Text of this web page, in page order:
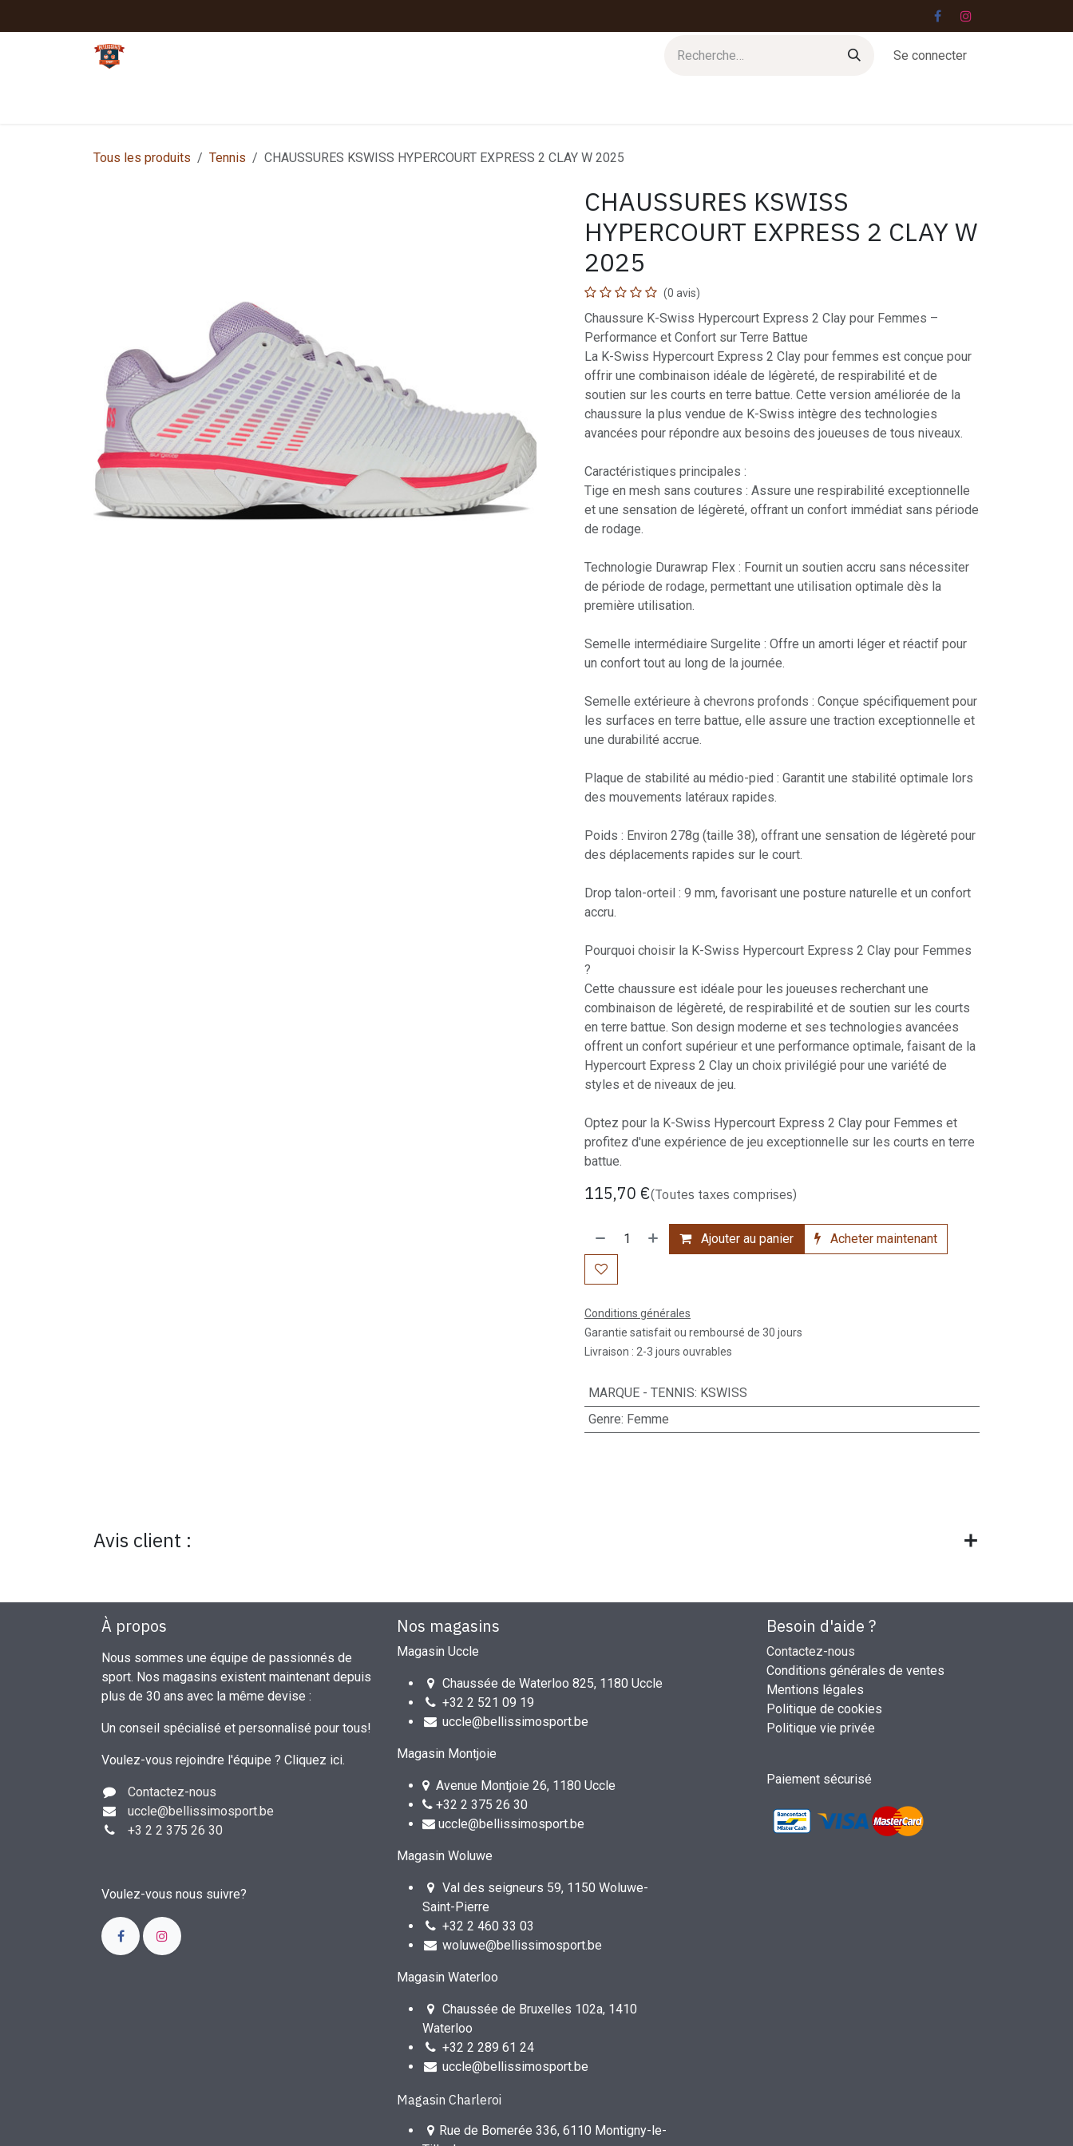
Se connecter
Tous les produits Tennis CHAUSSURES KSWISS HYPERCOURT EXPRESS 2 CLAY W 2025
CHAUSSURES KSWISS
HYPERCOURT EXPRESS 2 CLAY W
2025
(0 avis)
Chaussure K-Swiss Hypercourt Express 2 Clay pour Femmes –
Performance et Confort sur Terre Battue
La K-Swiss Hypercourt Express 2 Clay pour femmes est conçue pour
offrir une combinaison idéale de légèreté, de respirabilité et de
soutien sur les courts en terre battue. Cette version améliorée de la
chaussure la plus vendue de K-Swiss intègre des technologies
avancées pour répondre aux besoins des joueuses de tous niveaux.​
Caractéristiques principales :
Tige en mesh sans coutures : Assure une respirabilité exceptionnelle
et une sensation de légèreté, offrant un confort immédiat sans période
de rodage.​
Technologie Durawrap Flex : Fournit un soutien accru sans nécessiter
de période de rodage, permettant une utilisation optimale dès la
première utilisation.​
Semelle intermédiaire Surgelite : Offre un amorti léger et réactif pour
un confort tout au long de la journée.​
Semelle extérieure à chevrons profonds : Conçue spécifiquement pour
les surfaces en terre battue, elle assure une traction exceptionnelle et
une durabilité accrue.​
Plaque de stabilité au médio-pied : Garantit une stabilité optimale lors
des mouvements latéraux rapides.​
Poids : Environ 278g (taille 38), offrant une sensation de légèreté pour
des déplacements rapides sur le court.​
Drop talon-orteil : 9 mm, favorisant une posture naturelle et un confort
accru.​
Pourquoi choisir la K-Swiss Hypercourt Express 2 Clay pour Femmes
?
Cette chaussure est idéale pour les joueuses recherchant une
combinaison de légèreté, de respirabilité et de soutien sur les courts
en terre battue. Son design moderne et ses technologies avancées
offrent un confort supérieur et une performance optimale, faisant de la
Hypercourt Express 2 Clay un choix privilégié pour une variété de
styles et de niveaux de jeu.​
Optez pour la K-Swiss Hypercourt Express 2 Clay pour Femmes et
profitez d'une expérience de jeu exceptionnelle sur les courts en terre
battue.
115,70 €(Toutes taxes comprises)
Ajouter au panier Acheter maintenant
Conditions générales
Garantie satisfait ou remboursé de 30 jours
Livraison : 2-3 jours ouvrables
MARQUE - TENNIS: KSWISS
Genre: Femme
Avis client :
Besoin d'aide ?
Contactez-nous
Conditions générales de ventes
Mentions légales
Politique de cookies
Politique vie privée
Paiement sécurisé
Nos magasins
Magasin Uccle
Chaussée de Waterloo 825, 1180 Uccle
+32 2 521 09 19
uccle@bellissimosport.be
Magasin Montjoie
Avenue Montjoie 26, 1180 Uccle
+32 2 375 26 30
uccle@bellissimosport.be
Magasin Woluwe
Val des seigneurs 59, 1150 Woluwe-
Saint-Pierre
+32 2 460 33 03
woluwe@bellissimosport.be
Magasin Waterloo
Chaussée de Bruxelles 102a, 1410
Waterloo
+32 2 289 61 24
uccle@bellissimosport.be
Magasin Charleroi
Rue de Bomerée 336, 6110 Montigny-le-
À propos
Nous sommes une équipe de passionnés de
sport. Nos magasins existent maintenant depuis
plus de 30 ans avec la même devise :
Un conseil spécialisé et personnalisé pour tous!
Voulez-vous rejoindre l'équipe ? Cliquez ici.
Contactez-nous
uccle@bellissimosport.be
+3 2 2 375 26 30
Voulez-vous nous suivre?